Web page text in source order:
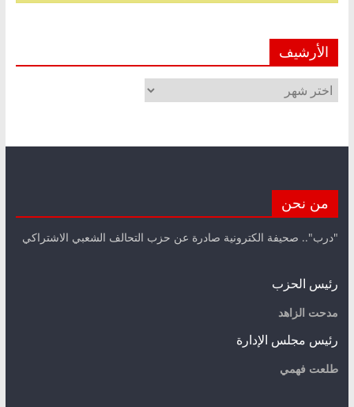
الأرشيف
الأرشيف
من نحن
"درب".. صحيفة الكترونية صادرة عن حزب التحالف الشعبي الاشتراكي
رئيس الحزب
مدحت الزاهد
رئيس مجلس الإدارة
طلعت فهمي